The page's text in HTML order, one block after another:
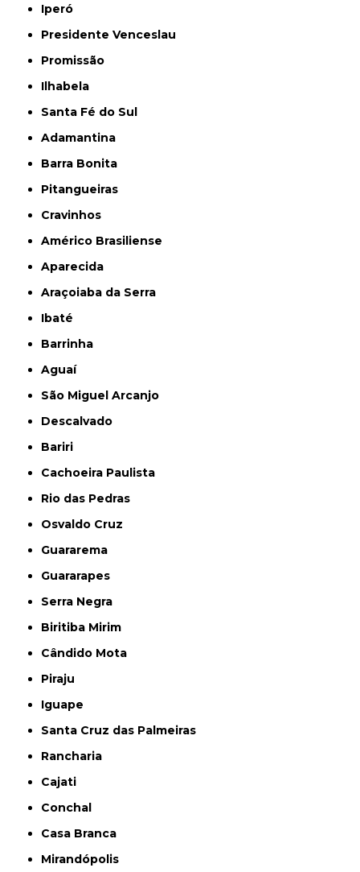
Iperó
Presidente Venceslau
Promissão
Ilhabela
Santa Fé do Sul
Adamantina
Barra Bonita
Pitangueiras
Cravinhos
Américo Brasiliense
Aparecida
Araçoiaba da Serra
Ibaté
Barrinha
Aguaí
São Miguel Arcanjo
Descalvado
Bariri
Cachoeira Paulista
Rio das Pedras
Osvaldo Cruz
Guararema
Guararapes
Serra Negra
Biritiba Mirim
Cândido Mota
Piraju
Iguape
Santa Cruz das Palmeiras
Rancharia
Cajati
Conchal
Casa Branca
Mirandópolis